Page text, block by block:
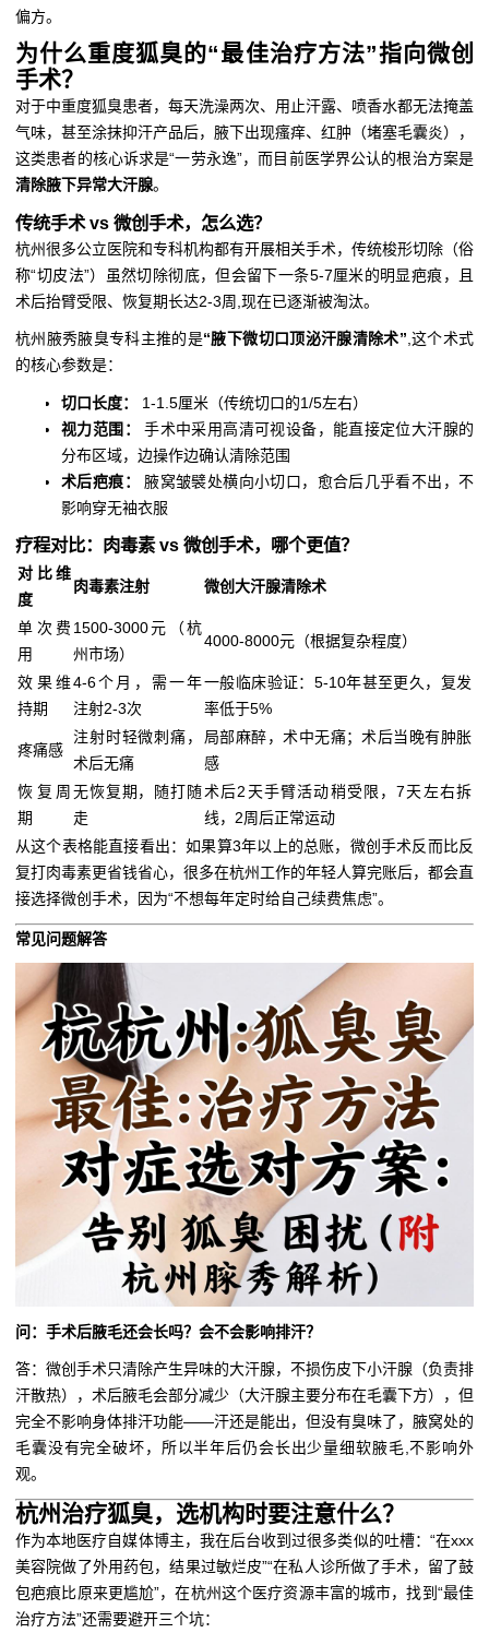
偏方。
为什么重度狐臭的“最佳治疗方法”指向微创
手术？
对于中重度狐臭患者，每天洗澡两次、用止汗露、喷香水都无法掩盖
气味，甚至涂抹抑汗产品后，腋下出现瘙痒、红肿（堵塞毛囊炎），
这类患者的核心诉求是“一劳永逸”，而目前医学界公认的根治方案是
清除腋下异常大汗腺。
传统手术 vs 微创手术，怎么选？
杭州很多公立医院和专科机构都有开展相关手术，传统梭形切除（俗
称“切皮法”）虽然切除彻底，但会留下一条5-7厘米的明显疤痕，且
术后抬臂受限、恢复期长达2-3周,现在已逐渐被淘汰。
杭州腋秀腋臭专科主推的是“腋下微切口顶泌汗腺清除术” ,这个术式
的核心参数是：
切口长度：
1-1.5厘米（传统切口的1/5左右）
视力范围：
手术中采用高清可视设备，能直接定位大汗腺的
分布区域，边操作边确认清除范围
术后疤痕：
腋窝皱襞处横向小切口，愈合后几乎看不出，不
影响穿无袖衣服
疗程对比：肉毒素 vs 微创手术，哪个更值？
对比维
度
肉毒素注射 微创大汗腺清除术
单次费
用
1500-3000元（杭
州市场）
4000-8000元（根据复杂程度）
效果维
持期
4-6个月，需一年
注射2-3次
一般临床验证：5-10年甚至更久，复发
率低于5%
疼痛感
注射时轻微刺痛，
术后无痛
局部麻醉，术中无痛；术后当晚有肿胀
感
恢复周
期
无恢复期，随打随
走
术后2天手臂活动稍受限，7天左右拆
线，2周后正常运动
从这个表格能直接看出：如果算3年以上的总账，微创手术反而比反
复打肉毒素更省钱省心，很多在杭州工作的年轻人算完账后，都会直
接选择微创手术，因为“不想每年定时给自己续费焦虑”。
常见问题解答
问：手术后腋毛还会长吗？会不会影响排汗？
答：微创手术只清除产生异味的大汗腺，不损伤皮下小汗腺（负责排
汗散热），术后腋毛会部分减少（大汗腺主要分布在毛囊下方），但
完全不影响身体排汗功能——汗还是能出，但没有臭味了，腋窝处的
毛囊没有完全破坏，所以半年后仍会长出少量细软腋毛,不影响外
观。
杭州治疗狐臭，选机构时要注意什么？
作为本地医疗自媒体博主，我在后台收到过很多类似的吐槽：“在xxx
美容院做了外用药包，结果过敏烂皮”“在私人诊所做了手术，留了鼓
包疤痕比原来更尴尬”，在杭州这个医疗资源丰富的城市，找到“最佳
治疗方法”还需要避开三个坑：